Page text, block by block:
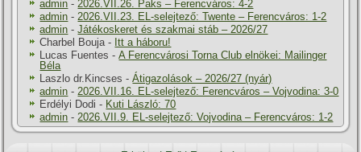
admin -2026.VII.26. Paks – Ferencváros: 4-2
admin -2026.VII.23. EL-selejtező: Twente – Ferencváros: 1-2
admin -Játékoskeret és szakmai stáb – 2026/27
Charbel Bouja- Itt a háboru!
Lucas Fuentes -A Ferencvárosi Torna Club elnökei: Mailinger
Béla
Laszlo dr.Kincses -Átigazolások – 2026/27 (nyár)
admin -2026.VII.16. EL-selejtező: Ferencváros – Vojvodina: 3-0
Erdélyi Dodi - Kuti László: 70
admin -2026.VII.9. EL-selejtező: Vojvodina – Ferencváros: 1-2